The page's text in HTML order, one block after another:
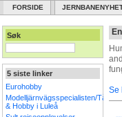
FORSIDE
Søk
5 siste linker
Eurohobby
Modelljärnvägsspecialisten/Tåg
& Hobby i Luleå
Se